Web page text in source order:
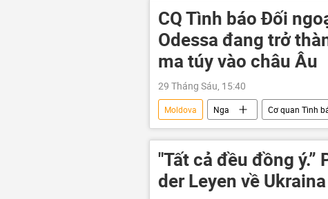
Thế giới
CQ Tình báo Đối
Odessa đang trở
ma túy vào châu Âu
29 Tháng Sáu, 15:40
Moldova Nga Cơ quan Tình
Châu Âu
Ba Lan
Ukraina
ma túy phương
"Tất cả đều đồng ý.”
der Leyen về